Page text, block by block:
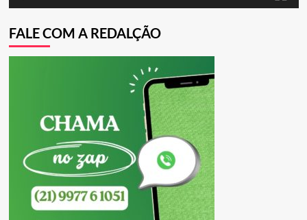
FALE COM A REDALÇÃO